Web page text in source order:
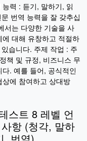
력 : 듣기, 말하기, 읽
번역 능력을 잘 갖추십
서는 다양한 기술을 사
대해 유창하고 적절하
습니다. 주제 작업 : 주
책 및 규정, 비즈니스 무
. 예를 들어, 공식적인
에 참여하고 상대방
스트 8 레벨 언
항 (청각, 말하